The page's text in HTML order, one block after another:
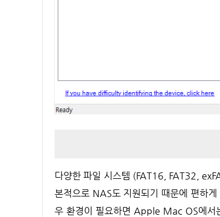
다양한 파일 시스템 (FAT16, FAT32, exFAT, NTFS, HFS, HFS +, UFS, EXT2, EXT3, EXT4, XFS 및 RAW)지원을 하면 기
본적으로 NAS도 지원되기 때문에 편하
우 환경이 필요하면 Apple Mac OS에서